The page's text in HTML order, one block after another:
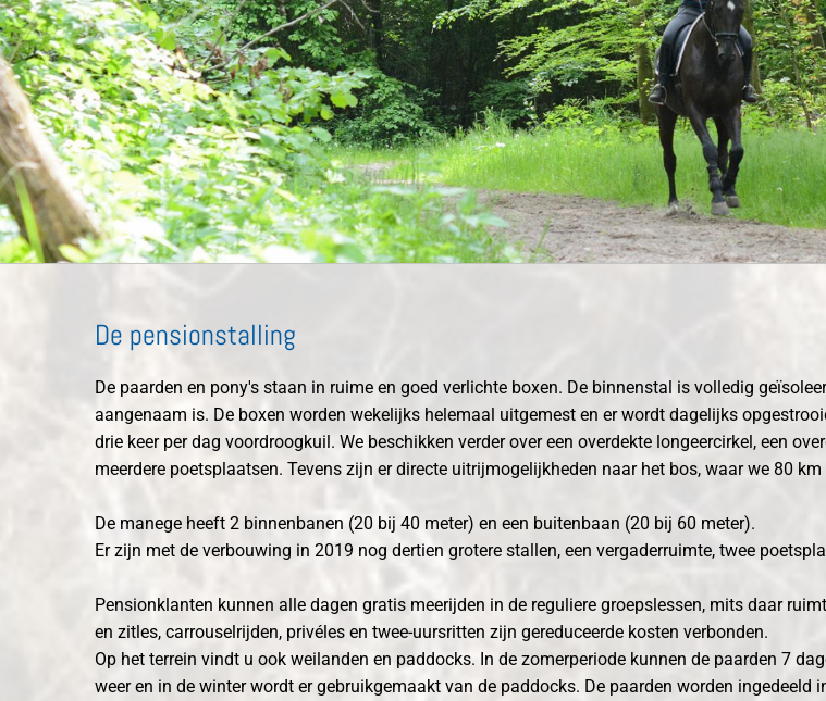
De pensionstalling
De paarden en pony's staan in ruime en goed verlichte boxen. De binnenstal is volledig
aangenaam is. De boxen worden wekelijks helemaal uitgemest en er wordt dagelijks
drie keer per dag voordroogkuil. We beschikken verder over een overdekte longeercirkel, een
meerdere poetsplaatsen. Tevens zijn er directe uitrijmogelijkheden naar het bos, waar we 80
De manege heeft 2 binnenbanen (20 bij 40 meter) en een buitenbaan (20 bij 60 meter).
Er zijn met de verbouwing in 2019 nog dertien grotere stallen, een vergaderruimte, twee
Pensionklanten kunnen alle dagen gratis meerijden in de reguliere groepslessen, mits daar
en zitles, carrouselrijden, privéles en twee-uursritten zijn gereduceerde kosten verbonden.
Op het terrein vindt u ook weilanden en paddocks. In de zomerperiode kunnen de paarden 7
weer en in de winter wordt er gebruikgemaakt van de paddocks. De paarden worden ingedeeld